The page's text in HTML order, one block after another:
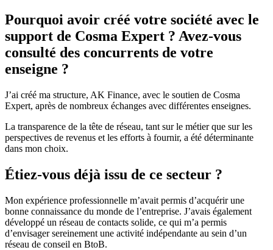
Pourquoi avoir créé votre société avec le
support de Cosma Expert ? Avez-vous
consulté des concurrents de votre
enseigne ?
J’ai créé ma structure, AK Finance, avec le soutien de Cosma
Expert, après de nombreux échanges avec différentes enseignes.
La transparence de la tête de réseau, tant sur le métier que sur les
perspectives de revenus et les efforts à fournir, a été déterminante
dans mon choix.
Étiez-vous déjà issu de ce secteur ?
Mon expérience professionnelle m’avait permis d’acquérir une
bonne connaissance du monde de l’entreprise. J’avais également
développé un réseau de contacts solide, ce qui m’a permis
d’envisager sereinement une activité indépendante au sein d’un
réseau de conseil en BtoB.